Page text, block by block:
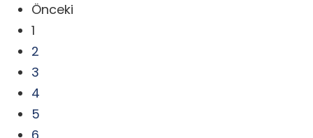
Önceki
1
2
3
4
5